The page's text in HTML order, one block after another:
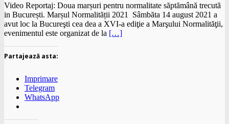
Video Reportaj: Doua marșuri pentru normalitate săptămână trecută
in București. Marșul Normalității 2021 Sâmbăta 14 august 2021 a
avut loc la Bucureşti cea dea a XVI-a ediţie a Marşului Normalităţii,
evenimentul este organizat de la […]
Partajează asta:
Imprimare
Telegram
WhatsApp